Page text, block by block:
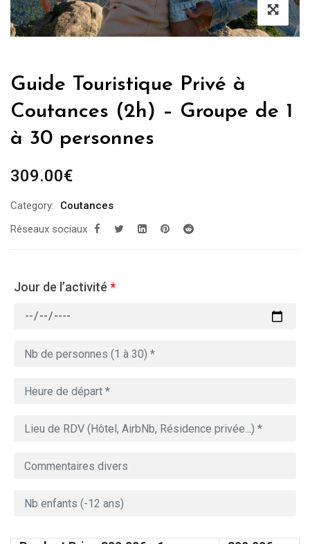
Guide Touristique Privé à
Coutances (2h) – Groupe de 1
à 30 personnes
309.00€
Category:
Coutances
Réseaux sociaux
Jour de l’activité *